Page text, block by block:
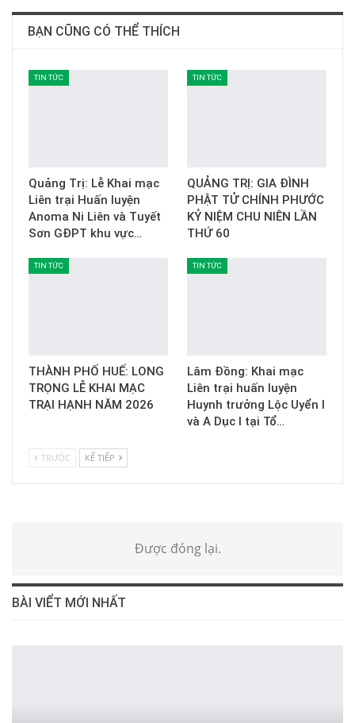
BẠN CŨNG CÓ THỂ THÍCH
TIN TỨC
Quảng Trị: Lễ Khai mạc
Liên trại Huấn luyện
Anoma Ni Liên và Tuyết
Sơn GĐPT khu vực…
TIN TỨC
QUẢNG TRỊ: GIA ĐÌNH
PHẬT TỬ CHÍNH PHƯỚC
KỶ NIỆM CHU NIÊN LẦN
THỨ 60
TIN TỨC
THÀNH PHỐ HUẾ: LONG
TRỌNG LỄ KHAI MẠC
TRẠI HẠNH NĂM 2026
TIN TỨC
Lâm Đồng: Khai mạc
Liên trại huấn luyện
Huynh trưởng Lộc Uyển I
và A Dục I tại Tổ…
TRƯỚC KẾ TIẾP
Được đóng lại.
BÀI VIỂT MỚI NHẤT